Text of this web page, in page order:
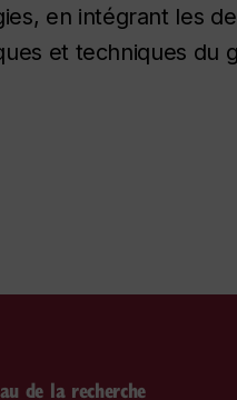
en intégrant les
et techniques du
de la recherche